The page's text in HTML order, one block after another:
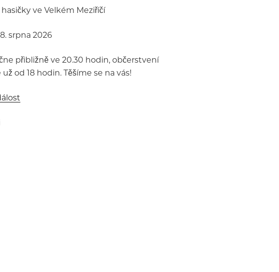
ve Velkém Meziříčí
srpna 2026
přibližně ve 20.30 hodin, občerstvení
od 18 hodin. Těšíme se na vás!